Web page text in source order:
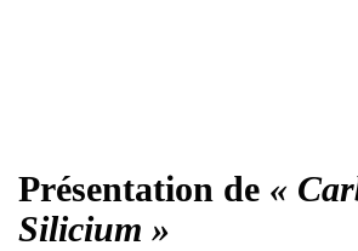
Présentation de «
Silicium »